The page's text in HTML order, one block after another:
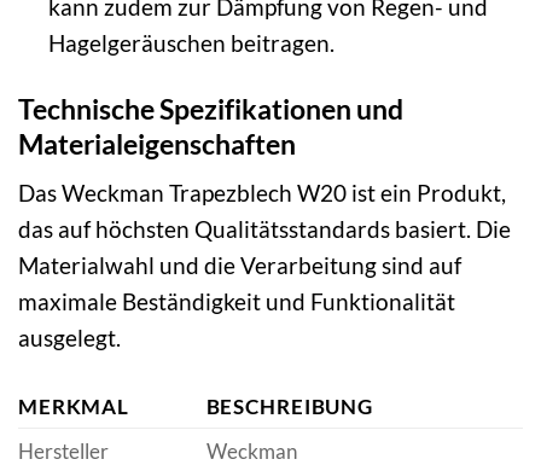
kann zudem zur Dämpfung von Regen- und
Hagelgeräuschen beitragen.
Technische Spezifikationen und
Materialeigenschaften
Das Weckman Trapezblech W20 ist ein Produkt,
das auf höchsten Qualitätsstandards basiert. Die
Materialwahl und die Verarbeitung sind auf
maximale Beständigkeit und Funktionalität
ausgelegt.
MERKMAL
BESCHREIBUNG
Hersteller
Weckman